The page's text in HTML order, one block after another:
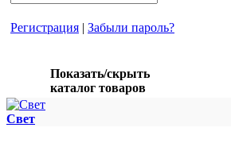
Регистрация | Забыли пароль?
Показать/скрыть
каталог товаров
Свет